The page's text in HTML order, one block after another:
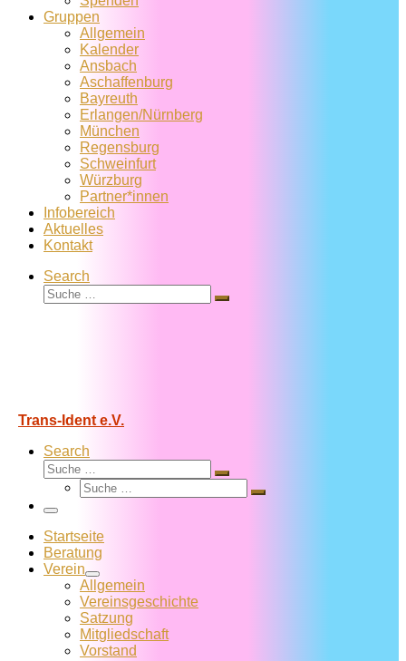
Gruppen
Allgemein
Kalender
Ansbach
Aschaffenburg
Bayreuth
Erlangen/Nürnberg
München
Regensburg
Schweinfurt
Würzburg
Partner*innen
Infobereich
Aktuelles
Kontakt
Search
Suche
Suche
Trans-Ident e.V.
Search
Suche
Suche
Suche
Suche
Menü
Startseite
Beratung
Verein
Allgemein
Vereins­geschichte
Satzung
Mitglied­schaft
Vorstand